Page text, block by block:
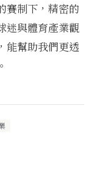
賽制下，精密的
迷與體育產業觀
能幫助我們更透